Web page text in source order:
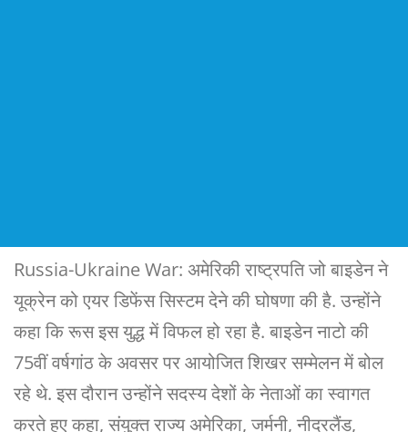
Russia-Ukraine War: अमेरिकी राष्ट्रपति जो बाइडेन ने
यूक्रेन को एयर डिफेंस सिस्टम देने की घोषणा की है. उन्होंने
कहा कि रूस इस युद्ध में विफल हो रहा है. बाइडेन नाटो की
75वीं वर्षगांठ के अवसर पर आयोजित शिखर सम्मेलन में बोल
रहे थे. इस दौरान उन्होंने सदस्य देशों के नेताओं का स्वागत
करते हुए कहा, संयुक्त राज्य अमेरिका, जर्मनी, नीदरलैंड,